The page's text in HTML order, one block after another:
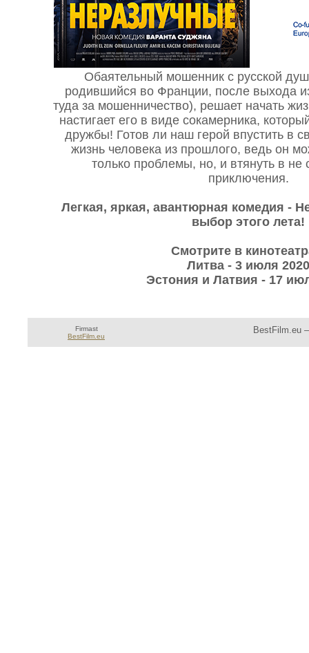
Обаятельный мошенник с русской
родившийся во Франции, после выхода
туда за мошенничество), решает начать
настигает его в виде сокамерника,
дружбы! Готов ли наш герой впустить в
жизнь человека из прошлого, ведь он
только проблемы, но, и втянуть в не
приключения.
Легкая, яркая, авантюрная комедия -
выбор этого лета!
Смотрите в
Литва - 3 июля 2020
Эстония и Латвия - 17
Firmast
BestFilm.eu
BestFilm.eu